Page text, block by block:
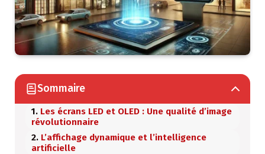
Sommaire
Les écrans LED et OLED : Une qualité d’image
révolutionnaire
L’affichage dynamique et l’intelligence
artificielle